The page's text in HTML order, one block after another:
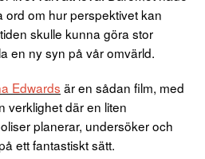
om hur perspektivet kan
skulle kunna göra stor
en ny syn på vår omvärld.
Edwards är en sådan film, med
verklighet där en liten
planerar, undersöker och
ett fantastiskt sätt.